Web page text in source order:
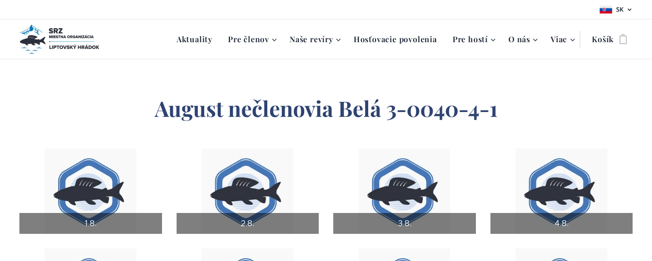
SK
Aktuality Pre členov Naše revíry Hosťovacie povolenia Pre hostí O nás Viac Košík
August nečlenovia Belá 3-0040-4-1
1.8. 2.8. 3.8. 4.8.